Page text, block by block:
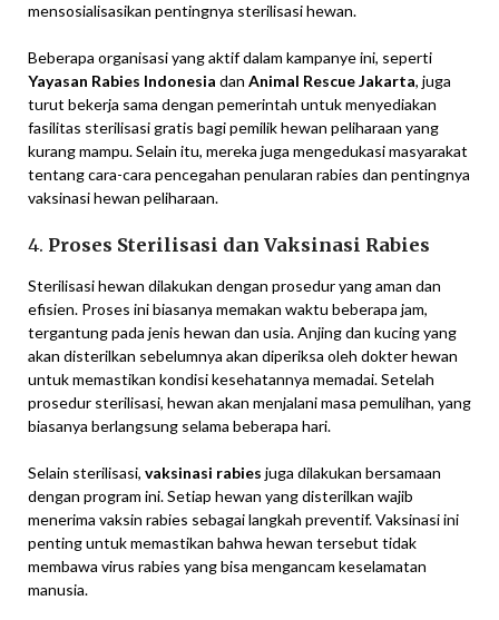
mensosialisasikan pentingnya sterilisasi hewan.
Beberapa organisasi yang aktif dalam kampanye ini, seperti
Yayasan Rabies Indonesia dan Animal Rescue Jakarta, juga
turut bekerja sama dengan pemerintah untuk menyediakan
fasilitas sterilisasi gratis bagi pemilik hewan peliharaan yang
kurang mampu. Selain itu, mereka juga mengedukasi masyarakat
tentang cara-cara pencegahan penularan rabies dan pentingnya
vaksinasi hewan peliharaan.
4. Proses Sterilisasi dan Vaksinasi Rabies
Sterilisasi hewan dilakukan dengan prosedur yang aman dan
efisien. Proses ini biasanya memakan waktu beberapa jam,
tergantung pada jenis hewan dan usia. Anjing dan kucing yang
akan disterilkan sebelumnya akan diperiksa oleh dokter hewan
untuk memastikan kondisi kesehatannya memadai. Setelah
prosedur sterilisasi, hewan akan menjalani masa pemulihan, yang
biasanya berlangsung selama beberapa hari.
Selain sterilisasi, vaksinasi rabies juga dilakukan bersamaan
dengan program ini. Setiap hewan yang disterilkan wajib
menerima vaksin rabies sebagai langkah preventif. Vaksinasi ini
penting untuk memastikan bahwa hewan tersebut tidak
membawa virus rabies yang bisa mengancam keselamatan
manusia.